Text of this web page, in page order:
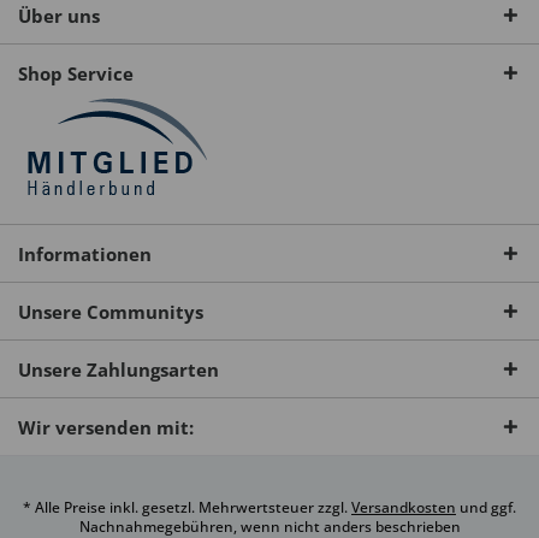
Über uns
Shop Service
Informationen
Unsere Communitys
Unsere Zahlungsarten
Wir versenden mit:
* Alle Preise inkl. gesetzl. Mehrwertsteuer zzgl.Versandkosten und ggf.
Nachnahmegebühren, wenn nicht anders beschrieben